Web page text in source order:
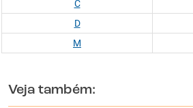
C
D
M
Veja também: